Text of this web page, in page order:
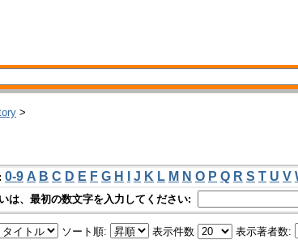
>
0-9 A B C D E F G H J K L M N O P Q R S T U V
は、最初の数文字を入力してください:
ソート順: 表示件数 表示著者数: